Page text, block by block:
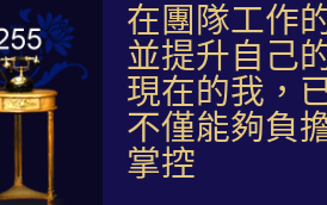
在團隊工作
並提升自己
現在的我，
不僅能夠負
掌控